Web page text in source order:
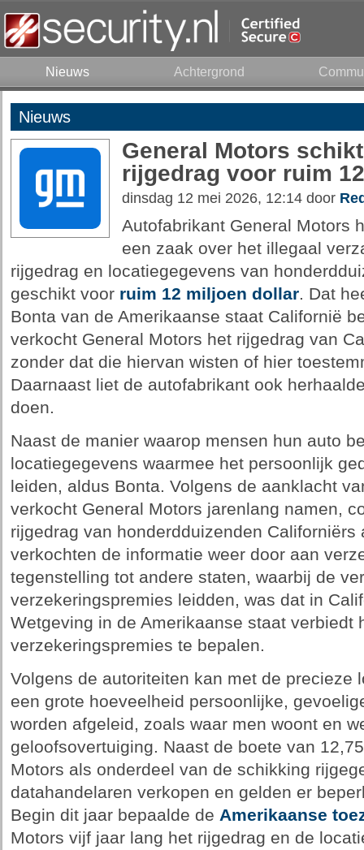
Nieuws Achtergrond
Nieuws
General Motors
rijgedrag voor ruim
dinsdag 12 mei 2026, 12:14 door
Autofabrikant General Motors
een zaak over het illegaal
rijgedrag en locatiegegevens van
geschikt voor ruim 12 miljoen dollar. Dat
Bonta van de Amerikaanse staat Californië
verkocht General Motors het rijgedrag van
zonder dat die hiervan wisten of hier
Daarnaast liet de autofabrikant ook
doen.
Naast de manier waarop mensen hun auto
locatiegegevens waarmee het persoonlijk
leiden, aldus Bonta. Volgens de aanklacht
verkocht General Motors jarenlang namen,
rijgedrag van honderdduizenden
verkochten de informatie weer door aan
tegenstelling tot andere staten, waarbij de
verzekeringspremies leidden, was dat in
Wetgeving in de Amerikaanse staat verbiedt
verzekeringspremies te bepalen.
Volgens de autoriteiten kan met de precieze
een grote hoeveelheid persoonlijke,
worden afgeleid, zoals waar men woont en
geloofsovertuiging. Naast de boete van
Motors als onderdeel van de schikking
datahandelaren verkopen en gelden er
Begin dit jaar bepaalde de Amerikaanse
Motors vijf jaar lang het rijgedrag en de